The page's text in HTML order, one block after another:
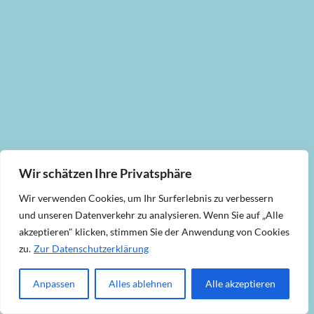
Wir schätzen Ihre Privatsphäre
Wir verwenden Cookies, um Ihr Surferlebnis zu verbessern
und unseren Datenverkehr zu analysieren. Wenn Sie auf „Alle
akzeptieren" klicken, stimmen Sie der Anwendung von Cookies
zu. Zur Datenschutzerklärung
Anpassen Alles ablehnen Alle akzeptieren